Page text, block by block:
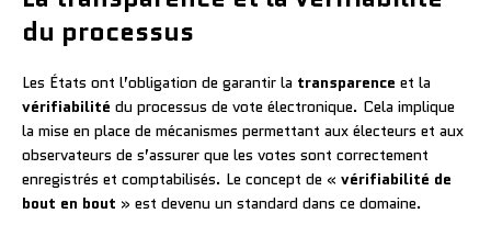
du processus
Les États ont l’obligation de garantir la transparence et la
vérifiabilité du processus de vote électronique. Cela implique
la mise en place de mécanismes permettant aux électeurs et aux
observateurs de s’assurer que les votes sont correctement
enregistrés et comptabilisés. Le concept de « vérifiabilité de
bout en bout » est devenu un standard dans ce domaine.